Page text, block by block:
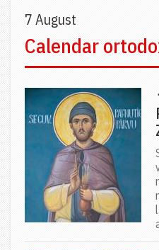
7 August
Calendar